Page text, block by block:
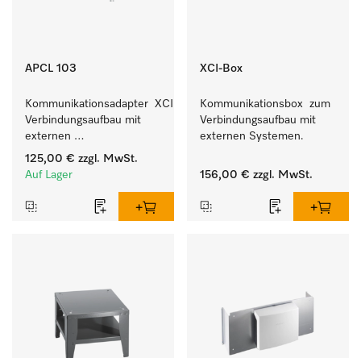
APCL 103
Kommunikationsadapter  XCI zum
Verbindungsaufbau mit
externen
Kassiersystemen.
125,00 € zzgl. MwSt.
Auf Lager
XCI-Box
Kommunikationsbox  zum
Verbindungsaufbau mit
externen Systemen.
156,00 € zzgl. MwSt.